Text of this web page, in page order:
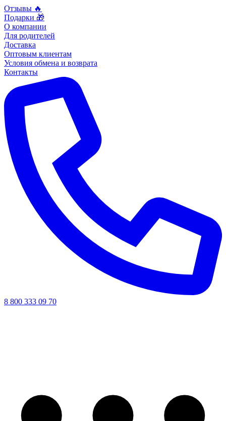
Отзывы 🔥
Подарки 🎁
О компании
Для родителей
Доставка
Оптовым клиентам
Условия обмена и возврата
Контакты
8 800 333 09 70